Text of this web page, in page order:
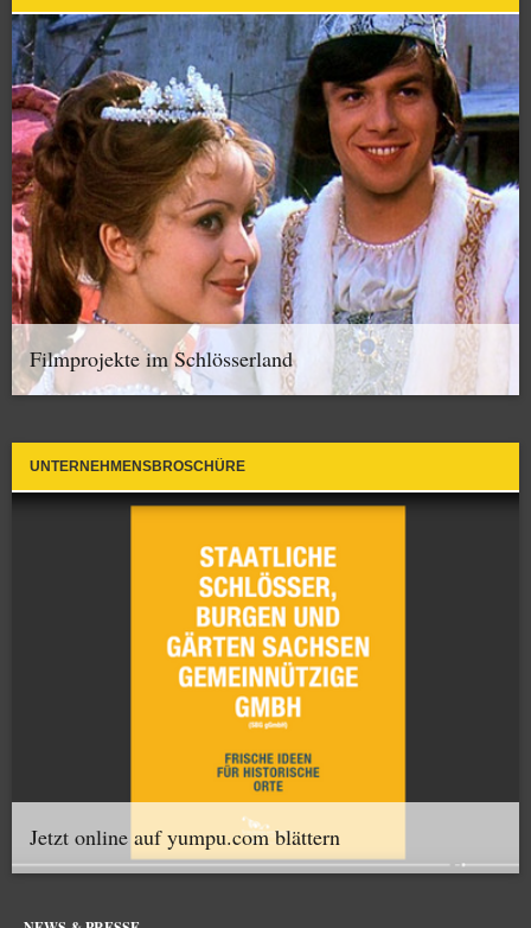
Filmprojekte im Schlösserland
UNTERNEHMENSBROSCHÜRE
Jetzt online auf yumpu.com blättern